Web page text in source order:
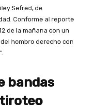
Sefred, de
Conforme al reporte
de la mañana con un
hombro derecho con
bandas